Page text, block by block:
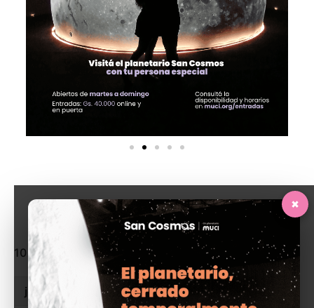
×
10 – 16 de ago. de 2026 Hoy
jueves 13 de agosto de 2026